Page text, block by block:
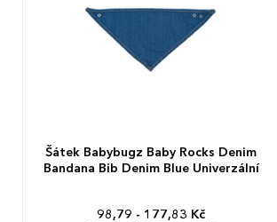
Šátek Babybugz Baby Rocks Denim
Bandana Bib Denim Blue Univerzální
98,79 - 177,83 Kč